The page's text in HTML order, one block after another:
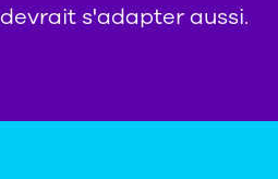
devrait s'adapter aussi.